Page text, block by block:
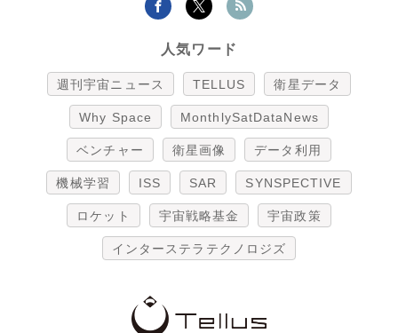
人気ワード
週刊宇宙ニュース TELLUS 衛星データ
Why Space MonthlySatDataNews
ベンチャー 衛星画像 データ利用
機械学習 ISS SAR SYNSPECTIVE
ロケット 宇宙戦略基金 宇宙政策
インターステラテクノロジズ